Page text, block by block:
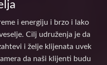
i energiju i brzo i lako
Cilj udruženja je da
i želje klijenata uvek
da naši klijenti budu